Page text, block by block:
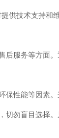
技术支持和
务等方面。
能等因素。
盲目选择。